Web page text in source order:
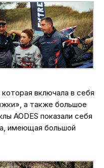
включала в себя
а также большое
AODES показали себя
имеющая большой